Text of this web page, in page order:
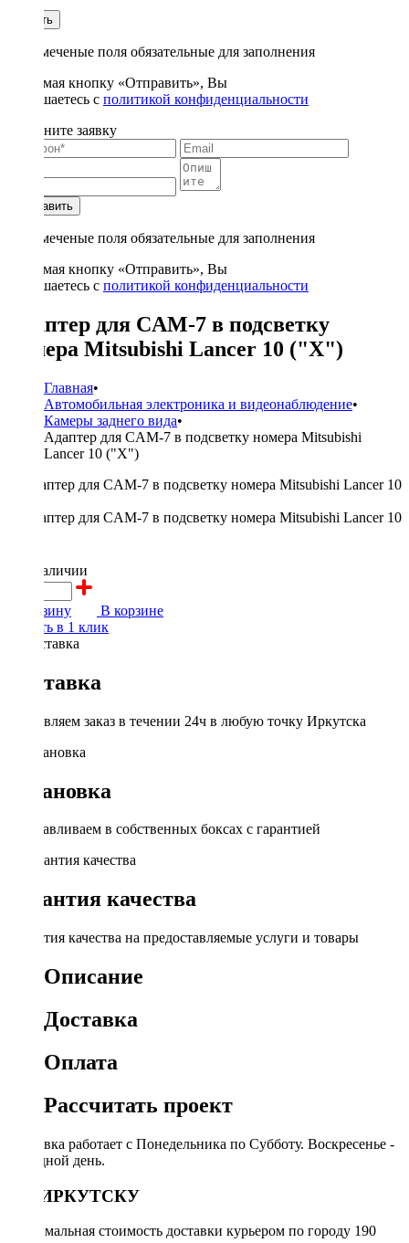
Купить
* - отмеченые поля обязательные для заполнения
Нажимая кнопку «Отправить», Вы
соглашаетесь с политикой конфиденциальности
Заполните заявку
Отправить
* - отмеченые поля обязательные для заполнения
Нажимая кнопку «Отправить», Вы
соглашаетесь с политикой конфиденциальности
Адаптер для CAM-7 в подсветку
номера Mitsubishi Lancer 10 ("X")
Главная•
Автомобильная электроника и видеонаблюдение•
Камеры заднего вида•
Адаптер для CAM-7 в подсветку номера Mitsubishi
Lancer 10 ("X")
в наличии
В корзину
В корзине
Купить в 1 клик
Доставка
Доставляем заказ в течении 24ч в любую точку Иркутска
Установка
Устанавливаем в собственных боксах с гарантией
Гарантия качества
Гарантия качества на предоставляемые услуги и товары
Описание
Доставка
Оплата
Рассчитать проект
Доставка работает с Понедельника по Субботу. Воскресенье -
выходной день.
ПО ИРКУТСКУ
Минимальная стоимость доставки курьером по городу 190